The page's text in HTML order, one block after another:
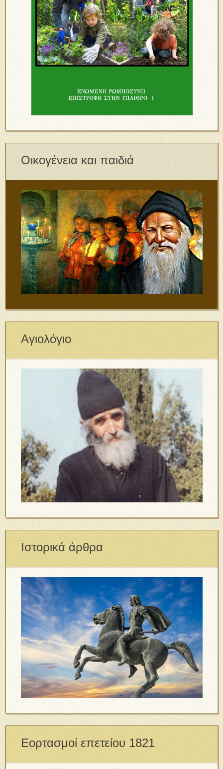
Οικογένεια και παιδιά
Αγιολόγιο
Ιστορικά άρθρα
Εορτασμοί επετείου 1821